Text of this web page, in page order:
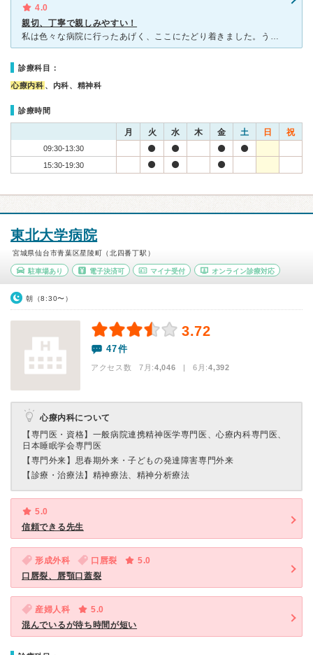
4.0
親切、丁寧で親しみやすい！
私は色々な病院に行ったあげく、ここにたどり着きました。うつ病なんですが、なかなか合う先生に出逢いませんでした。 ここに先生は親しみやすく正直。薬も多く出したりしません。話しも暇な時は聞いてくれます。
診療科目：
心療内科 、内科、精神科
診療時間
月 火 水 木 金 土 日 祝
09:30-13:30
15:30-19:30
東北大学病院
宮城県仙台市青葉区星陵町（北四番丁駅）
駐車場あり 電子決済可 マイナ受付 オンライン診療対応
朝（8:30〜）
3.72
47件
アクセス数 7月:4,046 | 6月:4,392
心療内科について
【専門医・資格】 一般病院連携精神医学専門医、心療内科専門医、
日本睡眠学会専門医
【専門外来】 思春期外来・子どもの発達障害専門外来
【診療・治療法】 精神療法、精神分析療法
5.0
信頼できる先生
形成外科 口唇裂
5.0
口唇裂、唇顎口蓋裂
産婦人科
5.0
混んでいるが待ち時間が短い